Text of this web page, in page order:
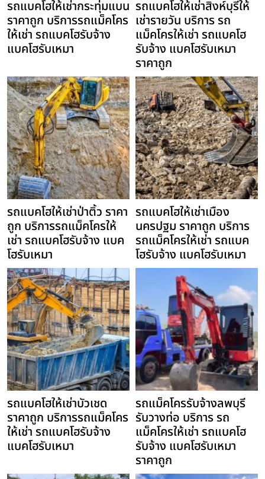
รถแบคโฮให้เช่ากระทุ่มแบน
ราคาถูก บริการรถแม็คโคร
ให้เช่า รถแบคโฮรับจ้าง
แบคโฮรับเหมา
รถแบคโฮให้เช่าสิงห์บุรีให้
เช่ารายวัน บริการ รถ
แม็คโครให้เช่า รถแบคโฮ
รับจ้าง แบคโฮรับเหมา
ราคาถูก
รถแบคโฮให้เช่าป่าติ้ว ราคา
ถูก บริการรถแม็คโครให้
เช่า รถแบคโฮรับจ้าง แบค
โฮรับเหมา
รถแบคโฮให้เช่าเมือง
นครปฐม ราคาถูก บริการ
รถแม็คโครให้เช่า รถแบค
โฮรับจ้าง แบคโฮรับเหมา
รถแบคโฮให้เช่าบัวเชด
ราคาถูก บริการรถแม็คโคร
ให้เช่า รถแบคโฮรับจ้าง
แบคโฮรับเหมา
รถแม็คโครรับจ้างลพบุรี
รับวางท่อ บริการ รถ
แม็คโครให้เช่า รถแบคโฮ
รับจ้าง แบคโฮรับเหมา
ราคาถูก